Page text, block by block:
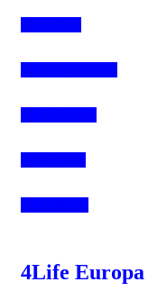
4Life Europa